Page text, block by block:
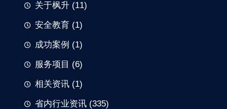
关于枫升 (11)
安全教育 (1)
成功案例 (1)
服务项目 (6)
相关资讯 (1)
省内行业资讯 (335)